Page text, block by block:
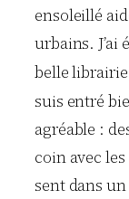
ensoleillé
urbains. J’ai
belle
suis entré
agréable :
coin avec
sent dans